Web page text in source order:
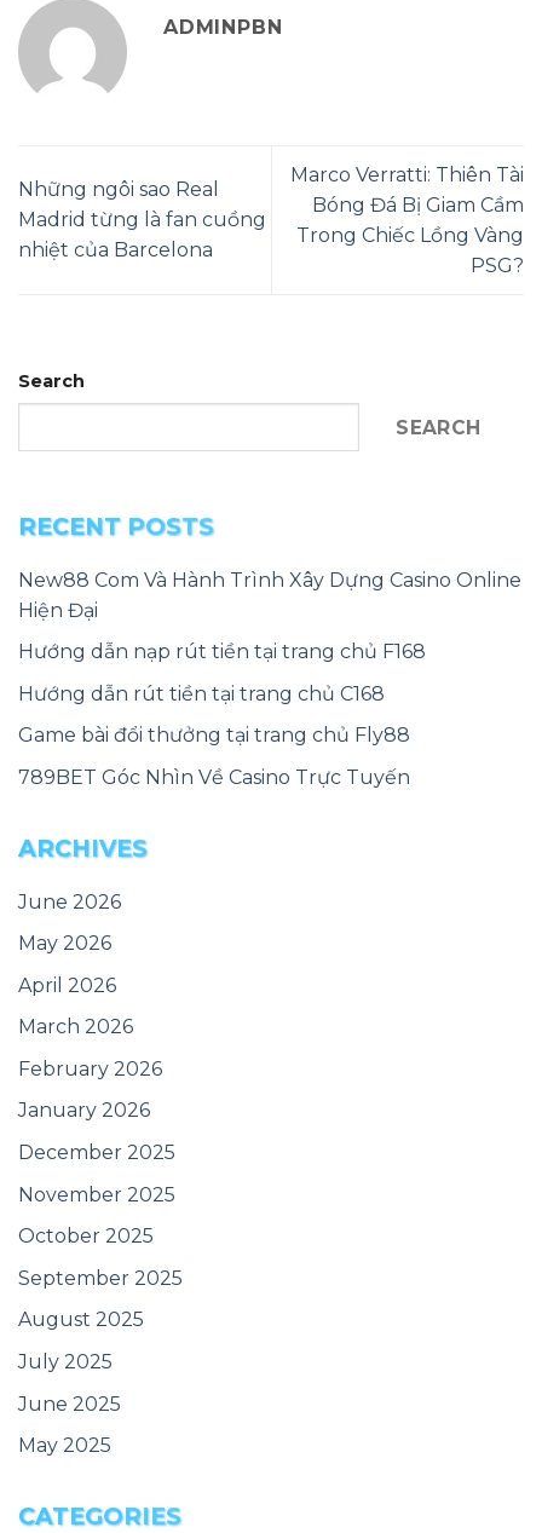
ADMINPBN
Những ngôi sao Real
Madrid từng là fan cuồng
nhiệt của Barcelona
Marco Verratti: Thiên Tài
Bóng Đá Bị Giam Cầm
Trong Chiếc Lồng Vàng
PSG?
Search
SEARCH
RECENT POSTS
New88 Com Và Hành Trình Xây Dựng Casino Online
Hiện Đại
Hướng dẫn nạp rút tiền tại trang chủ F168
Hướng dẫn rút tiền tại trang chủ C168
Game bài đổi thưởng tại trang chủ Fly88
789BET Góc Nhìn Về Casino Trực Tuyến
ARCHIVES
June 2026
May 2026
April 2026
March 2026
February 2026
January 2026
December 2025
November 2025
October 2025
September 2025
August 2025
July 2025
June 2025
May 2025
CATEGORIES